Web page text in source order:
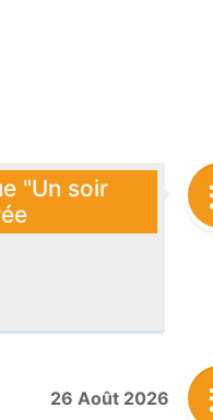
"Un soir
26 Août 2026